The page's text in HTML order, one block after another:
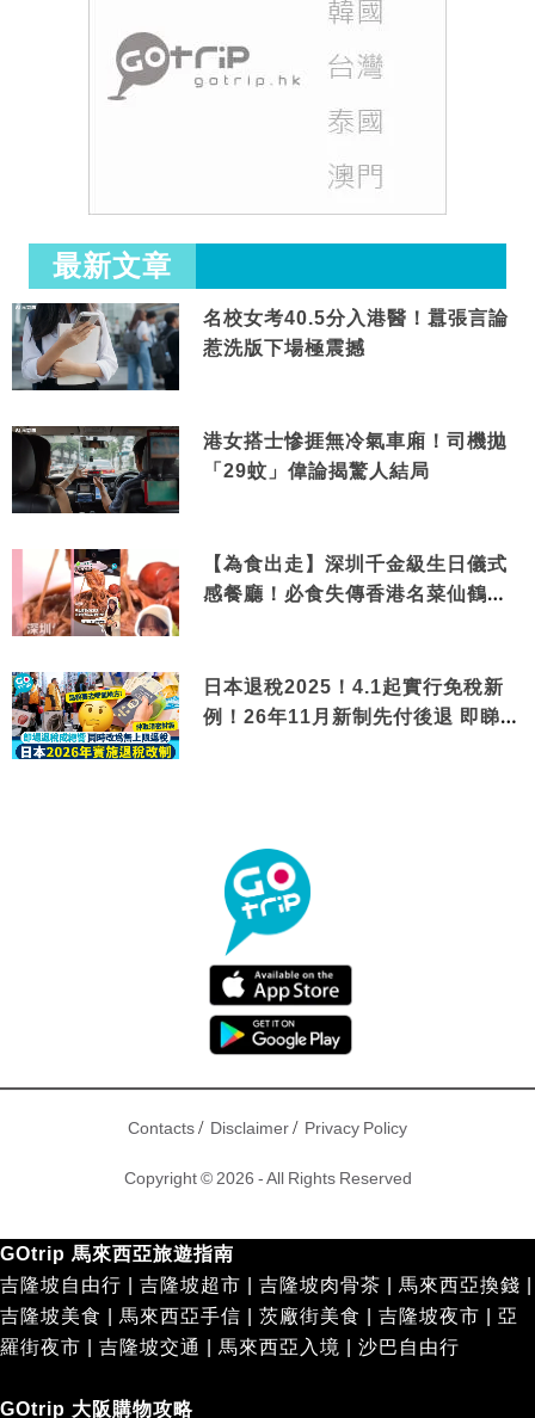
最新文章
名校女考40.5分入港醫！囂張言論
惹洗版下場極震撼
港女搭士慘捱無冷氣車廂！司機拋
「29蚊」偉論揭驚人結局
【為食出走】深圳千金級生日儀式
感餐廳！必食失傳香港名菜仙鶴神
日本退稅2025！4.1起實行免稅新
例！26年11月新制先付後退 即睇步
Contacts/ Disclaimer/ Privacy Policy
Copyright © 2026 - All Rights Reserved
GOtrip 馬來西亞旅遊指南
吉隆坡自由行
吉隆坡超市 吉隆坡肉骨茶 馬來西亞換錢
吉隆坡美食
馬來西亞手信 茨廠街美食 吉隆坡夜市
亞
羅街夜市
吉隆坡交通 馬來西亞入境 沙巴自由行
GOtrip 大阪購物攻略